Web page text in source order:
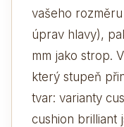
vašeho
úprav hlavy),
mm jako strop.
který stupeň
tvar: varianty
cushion brilliant